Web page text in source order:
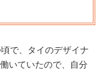
で、タイのデザイナ
いていたので、自分